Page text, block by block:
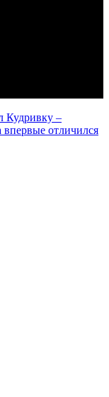
Кудривку –
впервые отличился